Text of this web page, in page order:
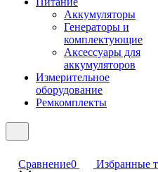
Аккумуляторы
Генераторы и
комплектующие
Аксессуары для
аккумуляторов
Измерительное
оборудование
Ремкомплекты
Сравнение0 Избранные